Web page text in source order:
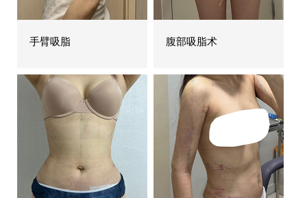
手臂吸脂 腹部吸脂术